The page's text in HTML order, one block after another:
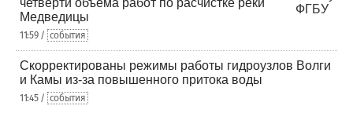
четверти объема работ по расчистке реки
Медведицы
11:59 / события
Скорректированы режимы работы гидроузлов Волги
и Камы из-за повышенного притока воды
11:45 / события